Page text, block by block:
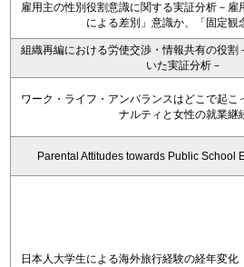
雇用主の性別役割意識に関する実証分析－雇
による差別」意識か、「固定観
組織再編における労使交渉・情報共有の役割
いた実証分析－
ワーク・ライフ・アンバランスはどこで起
ナルティと女性の就業継
Parental Attitudes towards Public School
日本人大学生による海外旅行経験の経年変化